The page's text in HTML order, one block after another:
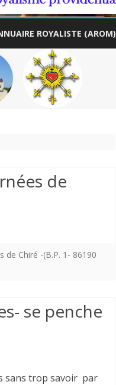
ROYALISTE (AROM)
de
de Chiré -(B.P. 1- 86190
se penche
sans trop savoir par